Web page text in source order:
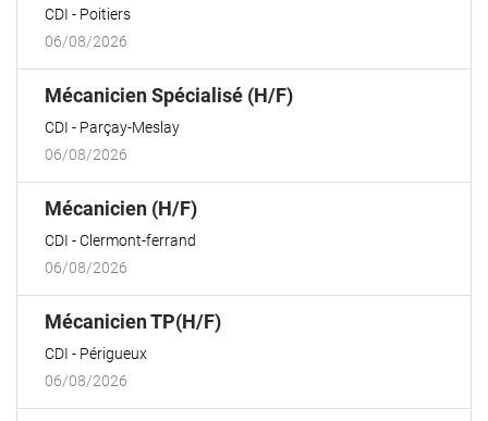
CDI
Poitiers
06/08/2026
Mécanicien Spécialisé (H/F)(Nouvelle
CDI
Parçay-Meslay
06/08/2026
Mécanicien (H/F)(Nouvelle
CDI
Clermont-ferrand
06/08/2026
Mécanicien TP(H/F)(Nouvelle
CDI
Périgueux
06/08/2026